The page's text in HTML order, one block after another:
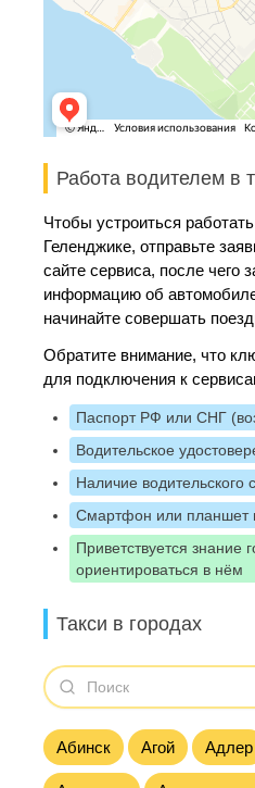
Работа водителем в
Чтобы устроиться
Геленджике, отправьте
сайте сервиса, после чего
информацию об
начинайте совершать
Обратите внимание, что
для подключения к
Паспорт РФ или СНГ
Водительское
Наличие водительского
Смартфон или планшет
Приветствуется знание
ориентироваться в нём
Такси в городах
Абинск Агой Адлер